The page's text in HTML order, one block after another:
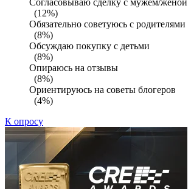
(12%)
Обязательно советуюсь с родителями
(8%)
Обсуждаю покупку с детьми
(8%)
Опираюсь на отзывы
(8%)
Ориентируюсь на советы блогеров
(4%)
К опросу